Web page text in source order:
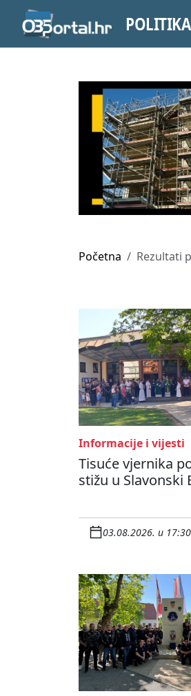
POLITIKA
Početna Rezultati
Informacije i vijesti
Tisuće vjernika
stižu u Slavonski
03.08.2026. u 17:30